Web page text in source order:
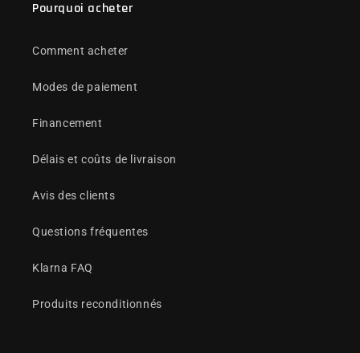
Pourquoi acheter
Comment acheter
Modes de paiement
Financement
Délais et coûts de livraison
Avis des clients
Questions fréquentes
Klarna FAQ
Produits reconditionnés